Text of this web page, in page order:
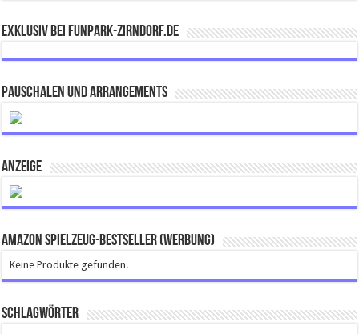
Exklusiv bei FUNPARK-ZIRNDORF.DE
Pauschalen und Arrangements
ANZEIGE
Amazon Spielzeug-Bestseller (Werbung)
Keine Produkte gefunden.
Schlagwörter